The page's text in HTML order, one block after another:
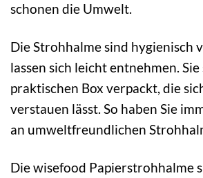
schonen die Umwelt.
Die Strohhalme sind hygienisch
lassen sich leicht entnehmen.
praktischen Box verpackt, die
verstauen lässt. So haben Sie
an umweltfreundlichen
Die wisefood Papierstrohhalme